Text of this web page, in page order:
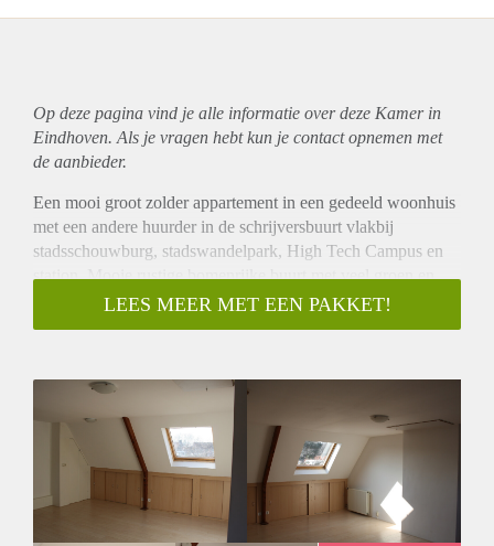
Op deze pagina vind je alle informatie over deze Kamer in
Eindhoven. Als je vragen hebt kun je contact opnemen met
de aanbieder.
Een mooi groot zolder appartement in een gedeeld woonhuis
met een andere huurder in de schrijversbuurt vlakbij
stadsschouwburg, stadswandelpark, High Tech Campus en
station. Mooie rustige bomenrijke buurt met veel groen en
grote klassieke herenhuizen. Huur € 800,- per maand all-in.
De voorkeur gaat uit naar een rustige bewoner. Je deelt het
sfeervolle klassieke herenhuizen. Maak een afspraak om de
kamer te bezichtigen.
LEES MEER MET EEN PAKKET!